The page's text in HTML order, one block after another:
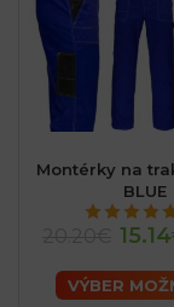
Montérky na
BLUE
VÝBER